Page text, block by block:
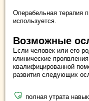
Операбельная терапия
используется.
Возможные
Если человек или его
клинические
квалифицированной
развития следующих
полная утрата